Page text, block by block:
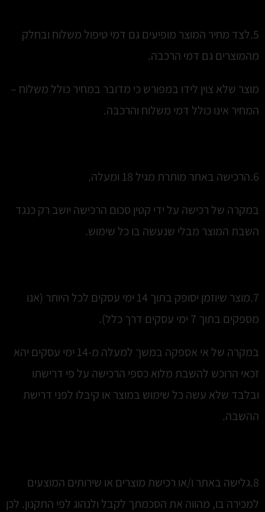
5.לצד מחיר המוצר מופיעים גם דמי טיפול משלוח ובחלק
מהמוצרים גם דמי הרכבה.
מוצר שלא צוין לידו במפורש כי מדובר במחיר כולל משלוח –
המחיר אינו כולל דמי משלוח והרכבה.
6.הרכישה באתר מותרת מגיל 18 ומעלה.
במקרה של רכישה על ידי קטין סכום הרכישה יושב רק כנגד
השבת המוצר מבלי שנעשה בו כל שימוש.
7.מוצר שיוזמן יסופק בתוך 14 ימי עסקים לכל היותר (אנו
מספקים בתוך 7 ימי עסקים דרך כלל).
במקרה של אי אספקה במשך למעלה מ-14 ימי עסקים יהא
זכאי הרוכש להשבת מלוא כספי הרכישה על פי דרישתו
ובלבד שלא עשה כל שימוש במוצר או קיבלו לפני דרישת
ההשבה.
8.גלישה באתר ו/או רכישת מוצרים או שירותים המוצעים
למכירה בו, מהווה את הסכמתך לקבל ולנהוג לפי התקנון. לכן